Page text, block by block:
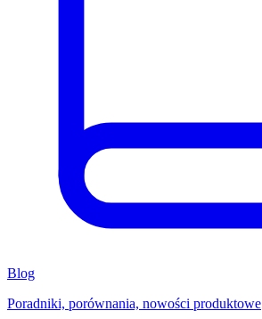
Blog
Poradniki, porównania, nowości produktowe